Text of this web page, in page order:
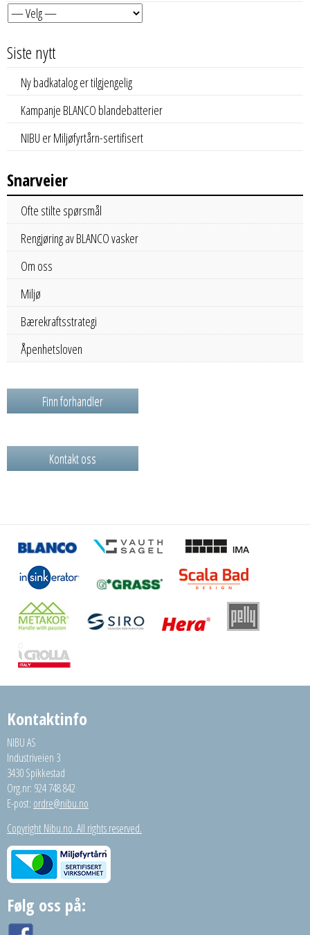
Siste nytt
Ny badkatalog er tilgjengelig
Kampanje BLANCO blandebatterier
NIBU er Miljøfyrtårn-sertifisert
Snarveier
Ofte stilte spørsmål
Rengjøring av BLANCO vasker
Om oss
Miljø
Bærekraftsstrategi
Åpenhetsloven
Finn forhandler
Kontakt oss
Kontaktinfo
NIBU AS
Industriveien 3
3430 Spikkestad
Org.nr: 924 748 842
E-post: ordre@nibu.no
Copyright Nibu.no. All rights reserved.
Følg oss på: